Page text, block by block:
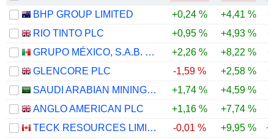
BHP GROUP LIMITED
+0,24 % +4,41 %
RIO TINTO PLC
+0,95 % +4,93 %
GRUPO MÉXICO, S.A.B. DE C.V.
+2,26 % +8,22 %
GLENCORE PLC
-1,59 % +2,58 %
SAUDI ARABIAN MINING COMPANY (MAADEN)
+1,74 % +4,59 %
ANGLO AMERICAN PLC
+1,16 % +7,74 %
TECK RESOURCES LIMITED
-0,01 % +9,95 %